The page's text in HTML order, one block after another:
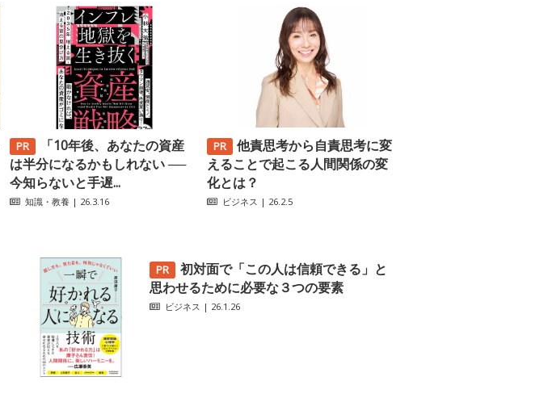
「10年後、あなたの資産
は半分になるかもしれない ──
今知らないと手遅...
知識・教養 | 26.3.16
他責思考から自責思考に変
えることで起こる人間関係の変
化とは？
ビジネス | 26.2.5
初対面で「この人は信頼できる」と
思わせるために必要な３つの要素
ビジネス | 26.1.26